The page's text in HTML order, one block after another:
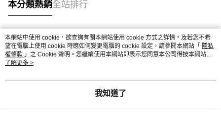
本分類熱銷全站排行
熱門標籤
本網站中使用 cookie，欲查詢有關本網站使用 cookie 方式之詳情，及若您不希
望在電腦上使用 cookie 時應如何變更電腦的 cookie 設定，請參閱本網站「 隱私
權條款 」之 Cookie 聲明。您繼續使用本網站即表示您同意本公司得按本網站使
用條款之 Cookie 聲明使用 cookie。
了解更多 >
我知道了